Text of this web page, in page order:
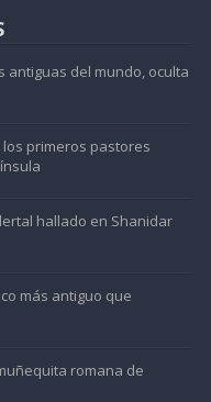
antiguas del mundo, oculta
primeros pastores
hallado en Shanidar
más antiguo que
romana de